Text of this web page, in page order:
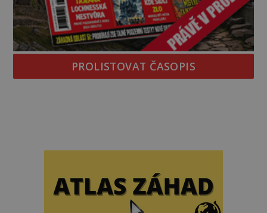
PROLISTOVAT ČASOPIS